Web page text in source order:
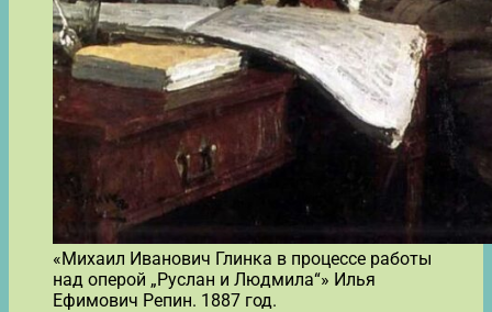
«Михаил Иванович Глинка в процессе работы
над оперой „Руслан и Людмила“» Илья
Ефимович Репин. 1887 год.